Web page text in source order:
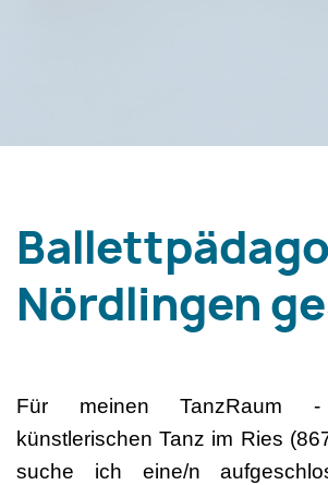
Nördlingen
Für meinen TanzRaum
künstlerischen Tanz im Ries
suche ich eine/n